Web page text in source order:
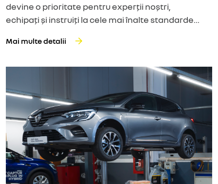
devine o prioritate pentru experții noștri,
echipați și instruiți la cele mai înalte standarde...
Mai multe detalii